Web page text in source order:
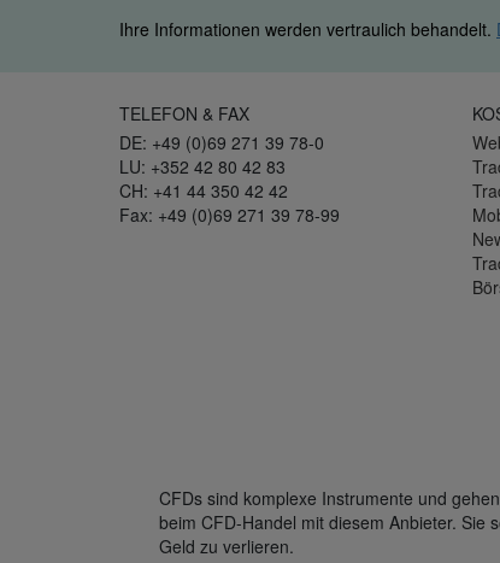
Ihre Informationen werden vertraulich behandelt.
TELEFON & FAX
DE: +49 (0)69 271 39 78-0
LU: +352 42 80 42 83
CH: +41 44 350 42 42
Fax: +49 (0)69 271 39 78-99
CFDs sind komplexe Instrumente und
beim CFD-Handel mit diesem Anbieter. Sie
Geld zu verlieren.